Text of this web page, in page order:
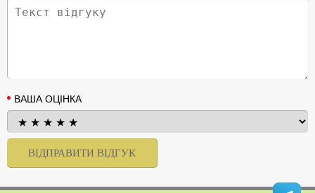
ВАША ОЦІНКА